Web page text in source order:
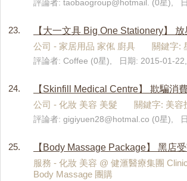
評論者: taobaogroup@hotmail. (0星),
23.
【大一文具 Big One Stationery】
公司 - 家居用品 家俬 廚具 關鍵字:
評論者: Coffee (0星), 日期: 2015-01-
24.
【Skinfill Medical Centre】 欺騙消
公司 - 化妝 美容 美髮 關鍵字: 美容
評論者: gigiyuen28@hotmal.co (0星),
25.
【Body Massage Package】 黑店
服務 - 化妝 美容 @ 健滙醫療集團
Body Massage 團購